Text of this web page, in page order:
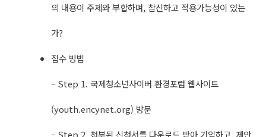
의 내용이 주제와 부합하며, 참신하고 적용가능성이 있는
가?
접수 방법
– Step 1. 국제청소년사이버 환경포럼 웹사이트
(youth.encynet.org) 방문
– Step 2. 첨부된 신청서를 다운로드 받아 기입하고, 제안